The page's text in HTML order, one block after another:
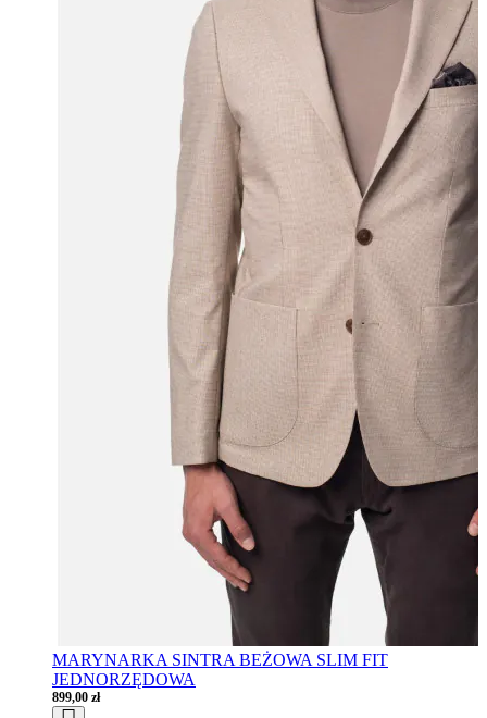
MARYNARKA SINTRA BEŻOWA SLIM FIT
JEDNORZĘDOWA
899,00 zł